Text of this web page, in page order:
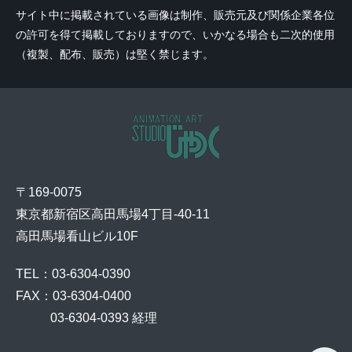
〒169-0075
東京都新宿区高田馬場4丁目-40-11
高田馬場看山ビル10F
TEL：03-6304-0390
FAX：03-6304-0400
03-6304-0393 経理
サイト中に掲載されている画像は制作、販売元及び関係企業各位
の許可を得て掲載しておりますので、いかなる場合も二次的使用
（複製、配布、販売）は堅く禁じます。